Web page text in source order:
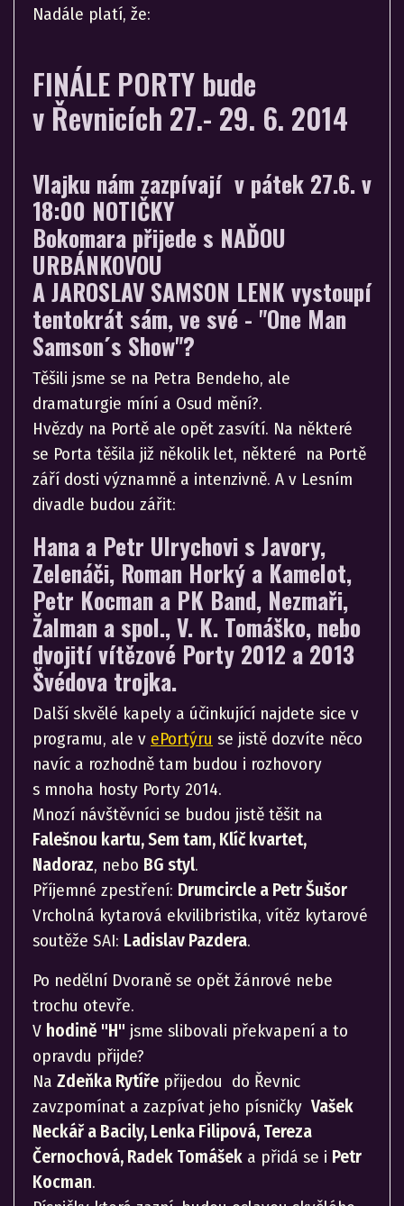
Nadále platí, že:
FINÁLE PORTY bude
v Řevnicích 27.- 29. 6. 2014
Vlajku nám zazpívají v pátek 27.6. v
18:00 NOTIČKY
Bokomara přijede s NAĎOU
URBÁNKOVOU
A JAROSLAV SAMSON LENK vystoupí
tentokrát sám, ve své - "One Man
Samson´s Show"?
Těšili jsme se na Petra Bendeho, ale
dramaturgie míní a Osud mění?.
Hvězdy na Portě ale opět zasvítí. Na některé
se Porta těšila již několik let, některé na Portě
září dosti významně a intenzivně. A v Lesním
divadle budou zářit:
Hana a Petr Ulrychovi s Javory,
Zelenáči, Roman Horký a Kamelot,
Petr Kocman a PK Band, Nezmaři,
Žalman a spol., V. K. Tomáško, nebo
dvojití vítězové Porty 2012 a 2013
Švédova trojka.
Další skvělé kapely a účinkující najdete sice v
programu, ale v ePortýru se jistě dozvíte něco
navíc a rozhodně tam budou i rozhovory
s mnoha hosty Porty 2014.
Mnozí návštěvníci se budou jistě těšit na
Falešnou kartu, Sem tam, Klíč kvartet,
Nadoraz, nebo BG styl.
Příjemné zpestření: Drumcircle a Petr Šušor
Vrcholná kytarová ekvilibristika, vítěz kytarové
soutěže SAI: Ladislav Pazdera.
Po nedělní Dvoraně se opět žánrové nebe
trochu otevře.
V hodině "H" jsme slibovali překvapení a to
opravdu přijde?
Na Zdeňka Rytíře přijedou do Řevnic
zavzpomínat a zazpívat jeho písničky Vašek
Neckář a Bacily, Lenka Filipová, Tereza
Černochová, Radek Tomášek a přidá se i Petr
Kocman.